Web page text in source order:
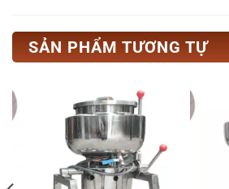
SẢN PHẨM TƯƠNG TỰ